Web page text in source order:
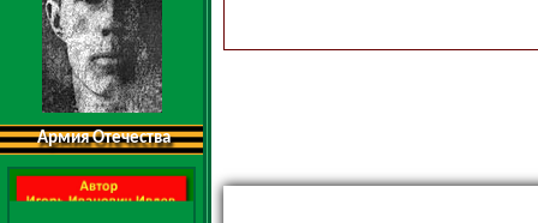
Армия Отечества